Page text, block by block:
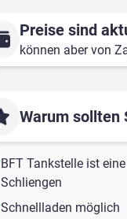
Preise sind
können aber von
Warum sollten
BFT Tankstelle ist
Schliengen
Schnellladen möglich